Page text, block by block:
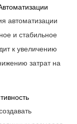
автоматизации
и стабильное
к увеличению
затрат на